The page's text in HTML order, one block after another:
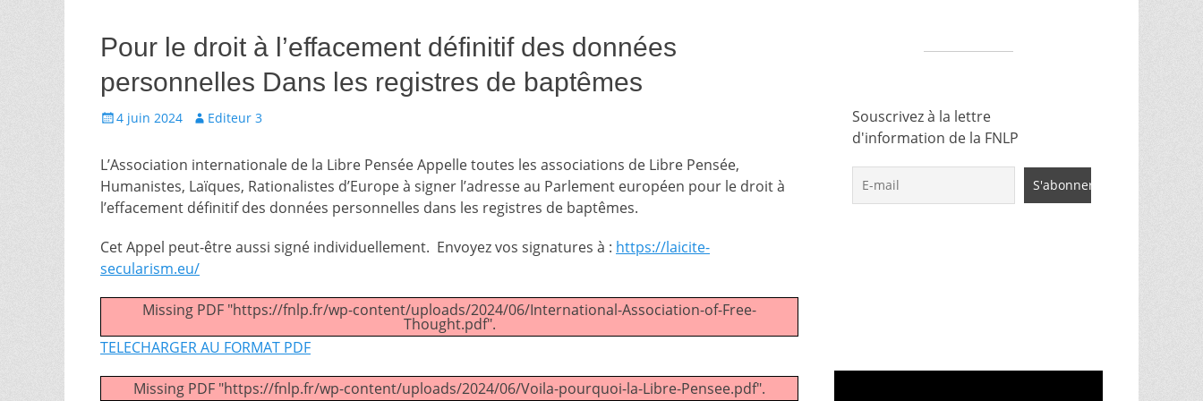
Pour le droit à l’effacement définitif des données
personnelles Dans les registres de baptêmes
Écrit4 juin 2024 Auteur
Editeur 3
L’Association internationale de la Libre Pensée Appelle toutes les associations de Libre Pensée,
Humanistes, Laïques, Rationalistes d’Europe à signer l’adresse au Parlement européen pour le droit à
l’effacement définitif des données personnelles dans les registres de baptêmes.
Cet Appel peut-être aussi signé individuellement. Envoyez vos signatures à : https://laicite-
secularism.eu/
Missing PDF "https://fnlp.fr/wp-content/uploads/2024/06/International-Association-of-Free-
Thought.pdf".
TELECHARGER AU FORMAT PDF
Missing PDF "https://fnlp.fr/wp-content/uploads/2024/06/Voila-pourquoi-la-Libre-Pensee.pdf".
Souscrivez à la lettre
d'information de la FNLP